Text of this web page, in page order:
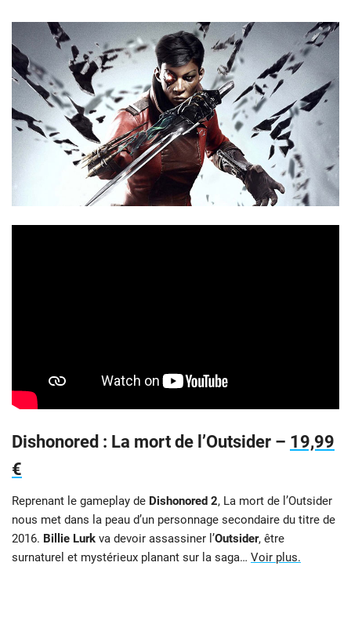
Dishonored : La mort de l’Outsider – 19,99
€
Reprenant le gameplay de Dishonored 2, La mort de l’Outsider
nous met dans la peau d’un personnage secondaire du titre de
2016. Billie Lurk va devoir assassiner l’Outsider, être
surnaturel et mystérieux planant sur la saga… Voir plus.